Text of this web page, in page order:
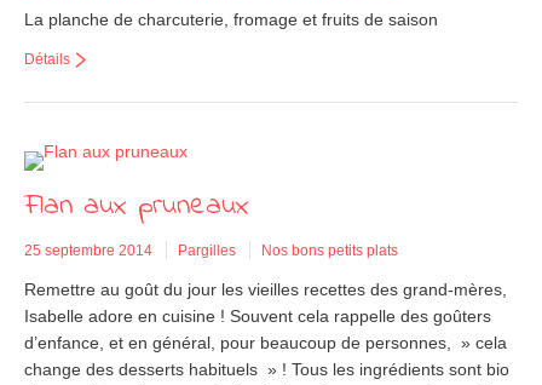
La planche de charcuterie, fromage et fruits de saison
Détails
Flan aux pruneaux
25 septembre 2014 Pargilles Nos bons petits plats
Remettre au goût du jour les vieilles recettes des grand-mères,
Isabelle adore en cuisine ! Souvent cela rappelle des goûters
d’enfance, et en général, pour beaucoup de personnes, » cela
change des desserts habituels » ! Tous les ingrédients sont bio